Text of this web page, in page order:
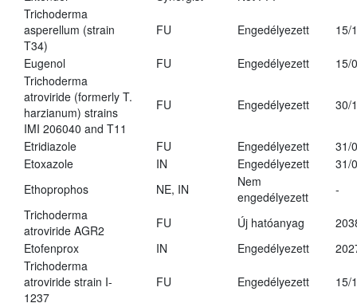
Trichoderma
asperellum (strain
T34)
FU Engedélyezett 15/
Eugenol FU Engedélyezett
15/
Trichoderma
atroviride (formerly T.
harzianum) strains
IMI 206040 and T11
FU Engedélyezett 30/
Etridiazole FU Engedélyezett
31/
Etoxazole
IN Engedélyezett
31/
Ethoprophos
NE, IN
Nem
engedélyezett
-
Trichoderma
atroviride AGR2
FU Új hatóanyag
Etofenprox
IN Engedélyezett
Trichoderma
atroviride strain I-
1237
FU Engedélyezett 15/